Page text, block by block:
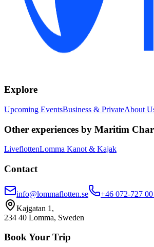
Explore
Upcoming EventsBusiness & PrivateAbout
Other experiences by Maritim
LiveflottenLomma Kanot & Kajak
Contact
info@lommaflotten.se
+46 072-727
Kajgatan 1,
234 40 Lomma, Sweden
Book Your Trip